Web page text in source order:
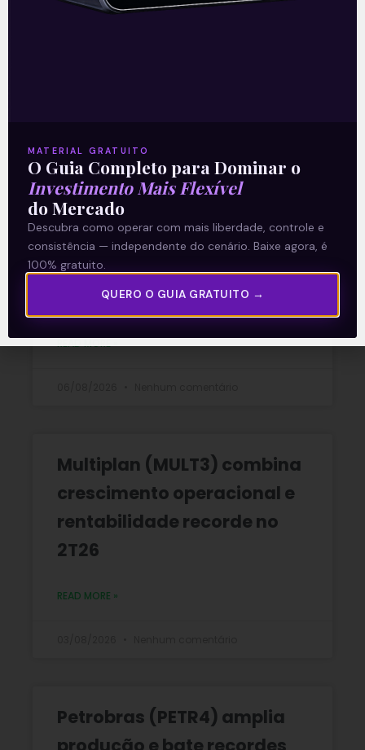
Ouvindo o que o Copom não
disse
A reunião do Comitê de Política Monetária
(Copom) encerrada na quarta-feira (5)
confirmou as expectativas quase
unânimes dos investidores e reduziu a taxa
Selic em
READ MORE »
Multiplan (MULT3) combina
crescimento operacional e
rentabilidade recorde no
2T26
READ MORE »
Petrobras (PETR4) amplia
MATERIAL GRATUITO
O Guia Completo para Dominar o
Investimento Mais Flexível
do Mercado
Descubra como operar com mais liberdade, controle e
consistência — independente do cenário. Baixe agora, é
100% gratuito.
QUERO O GUIA GRATUITO →